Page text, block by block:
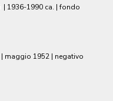
| 1936-1990 ca. | fondo
| maggio 1952 | negativo